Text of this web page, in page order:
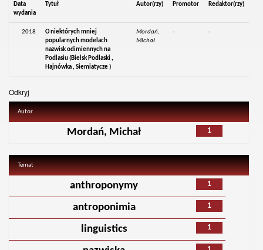
Data
wydania
Tytuł Autor(rzy) Promotor Redaktor(rzy)
2018
O niektórych mniej
popularnych modelach
nazwisk odimiennych na
Podlasiu (Bielsk Podlaski ,
Hajnówka , Siemiatycze )
Mordań,
Michał
- -
Odkryj
Autor
1
Mordań, Michał
Temat
1
anthroponymy
1
antroponimia
1
linguistics